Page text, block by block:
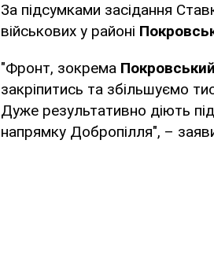
За підсумками засідання
військових у районі
"Фронт, зокрема Покровський
закріпитись та збільшуємо
Дуже результативно діють
напрямку Добропілля", –